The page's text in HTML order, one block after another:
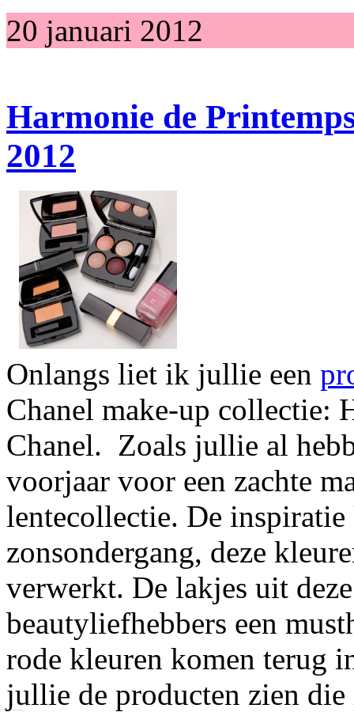
20 januari 2012
Harmonie de
2012
Onlangs liet ik jullie een
Chanel make-up collectie:
Chanel. Zoals jullie al
voorjaar voor een zachte
lentecollectie. De
zonsondergang, deze
verwerkt. De lakjes uit
beautyliefhebbers een
rode kleuren komen terug
jullie de producten zien